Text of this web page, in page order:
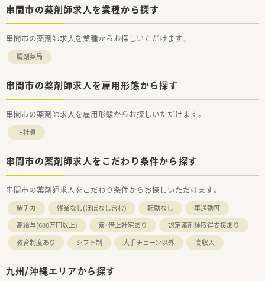
串間市の薬剤師求人を業種から探す
串間市の薬剤師求人を業種からお探しいただけます。
調剤薬局
串間市の薬剤師求人を雇用形態から探す
串間市の薬剤師求人を雇用形態からお探しいただけます。
正社員
串間市の薬剤師求人をこだわり条件から探す
串間市の薬剤師求人をこだわり条件からお探しいただけます。
駅チカ 残業なし(ほぼなし含む) 転勤なし
車通勤可
高給与(600万円以上)
寮・借上社宅あり
認定薬剤師取得支援あり
教育制度あり
シフト制 大手チェーン以外 高収入
九州/沖縄エリアから探す